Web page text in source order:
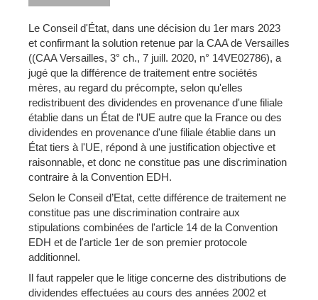
Le Conseil d'État, dans une décision du 1er mars 2023
et confirmant la solution retenue par la CAA de Versailles
((CAA Versailles, 3° ch., 7 juill. 2020, n° 14VE02786), a
jugé que la différence de traitement entre sociétés
mères, au regard du précompte, selon qu'elles
redistribuent des dividendes en provenance d'une filiale
établie dans un État de l'UE autre que la France ou des
dividendes en provenance d'une filiale établie dans un
État tiers à l'UE, répond à une justification objective et
raisonnable, et donc ne constitue pas une discrimination
contraire à la Convention EDH.
Selon le Conseil d’Etat, cette différence de traitement ne
constitue pas une discrimination contraire aux
stipulations combinées de l'article 14 de la Convention
EDH et de l'article 1er de son premier protocole
additionnel.
Il faut rappeler que le litige concerne des distributions de
dividendes effectuées au cours des années 2002 et